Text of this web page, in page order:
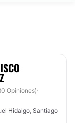
Opiniones)·
Hidalgo, Santiago